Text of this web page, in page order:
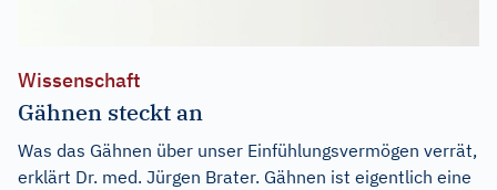
Wissenschaft
Gähnen steckt an
Was das Gähnen über unser Einfühlungsvermögen verrät,
erklärt Dr. med. Jürgen Brater. Gähnen ist eigentlich eine